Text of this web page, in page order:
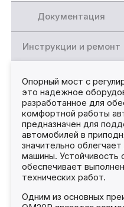
Документация
Инструкции и ремонт
Опорный мост с
это надежное
разработанное для
комфортной работы
предназначен для
автомобилей в
значительно
машины. Устойчивость
обеспечивает
технических работ.
Одним из основных